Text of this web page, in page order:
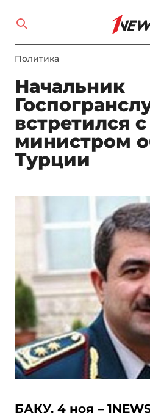
Политика
Начальник
встретился с
министром
Турции
БАКУ, 4 ноя –